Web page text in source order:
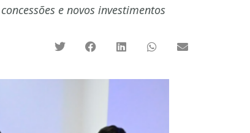
e novos investimentos